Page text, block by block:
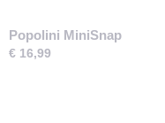
Popolini MiniSnap
€ 16,99